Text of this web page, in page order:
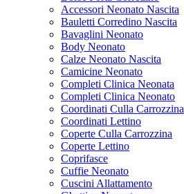
Accessori Neonato Nascita
Bauletti Corredino Nascita
Bavaglini Neonato
Body Neonato
Calze Neonato Nascita
Camicine Neonato
Completi Clinica Neonata
Completi Clinica Neonato
Coordinati Culla Carrozzina
Coordinati Lettino
Coperte Culla Carrozzina
Coperte Lettino
Coprifasce
Cuffie Neonato
Cuscini Allattamento